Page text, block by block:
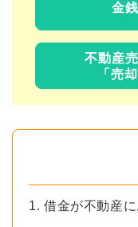
金
不動産
「売
1. 借金が不動産